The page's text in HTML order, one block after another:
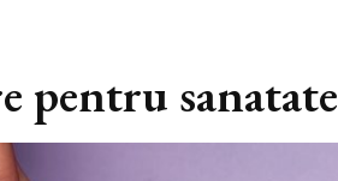
pentru sanatate